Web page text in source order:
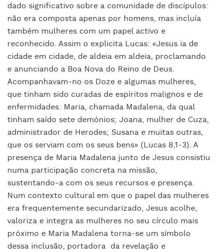
dado significativo sobre a comunidade de discípulos:
não era composta apenas por homens, mas incluía
também mulheres com um papel activo e
reconhecido. Assim o explicita Lucas: «Jesus ia de
cidade em cidade, de aldeia em aldeia, proclamando
e anunciando a Boa Nova do Reino de Deus.
Acompanhavam-no os Doze e algumas mulheres,
que tinham sido curadas de espíritos malignos e de
enfermidades: Maria, chamada Madalena, da qual
tinham saído sete demónios; Joana, mulher de Cuza,
administrador de Herodes; Susana e muitas outras,
que os serviam com os seus bens» (Lucas 8,1-3). A
presença de Maria Madalena junto de Jesus consistiu
numa participação concreta na missão,
sustentando-a com os seus recursos e presença.
Num contexto cultural em que o papel das mulheres
era frequentemente secundarizado, Jesus acolhe,
valoriza e integra as mulheres no seu círculo mais
próximo e Maria Madalena torna-se um símbolo
dessa inclusão, portadora da revelação e